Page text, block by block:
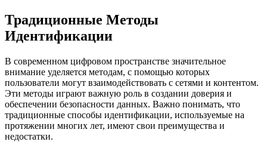
Традиционные Методы
Идентификации
В современном цифровом пространстве значительное
внимание уделяется методам, с помощью которых
пользователи могут взаимодействовать с сетями и контентом.
Эти методы играют важную роль в создании доверия и
обеспечении безопасности данных. Важно понимать, что
традиционные способы идентификации, используемые на
протяжении многих лет, имеют свои преимущества и
недостатки.